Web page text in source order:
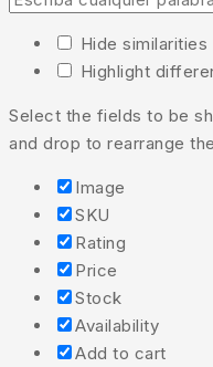
Hide similarities
Highlight
Select the fields to be
and drop to rearrange
Image
SKU
Rating
Price
Stock
Availability
Add to cart